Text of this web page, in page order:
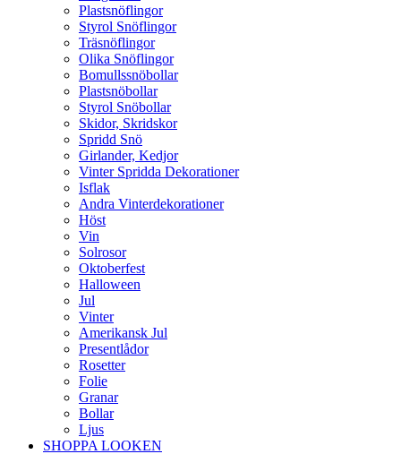
Plastsnöflingor
Styrol Snöflingor
Träsnöflingor
Olika Snöflingor
Bomullssnöbollar
Plastsnöbollar
Styrol Snöbollar
Skidor, Skridskor
Spridd Snö
Girlander, Kedjor
Vinter Spridda Dekorationer
Isflak
Andra Vinterdekorationer
Höst
Vin
Solrosor
Oktoberfest
Halloween
Jul
Vinter
Amerikansk Jul
Presentlådor
Rosetter
Folie
Granar
Bollar
Ljus
SHOPPA LOOKEN